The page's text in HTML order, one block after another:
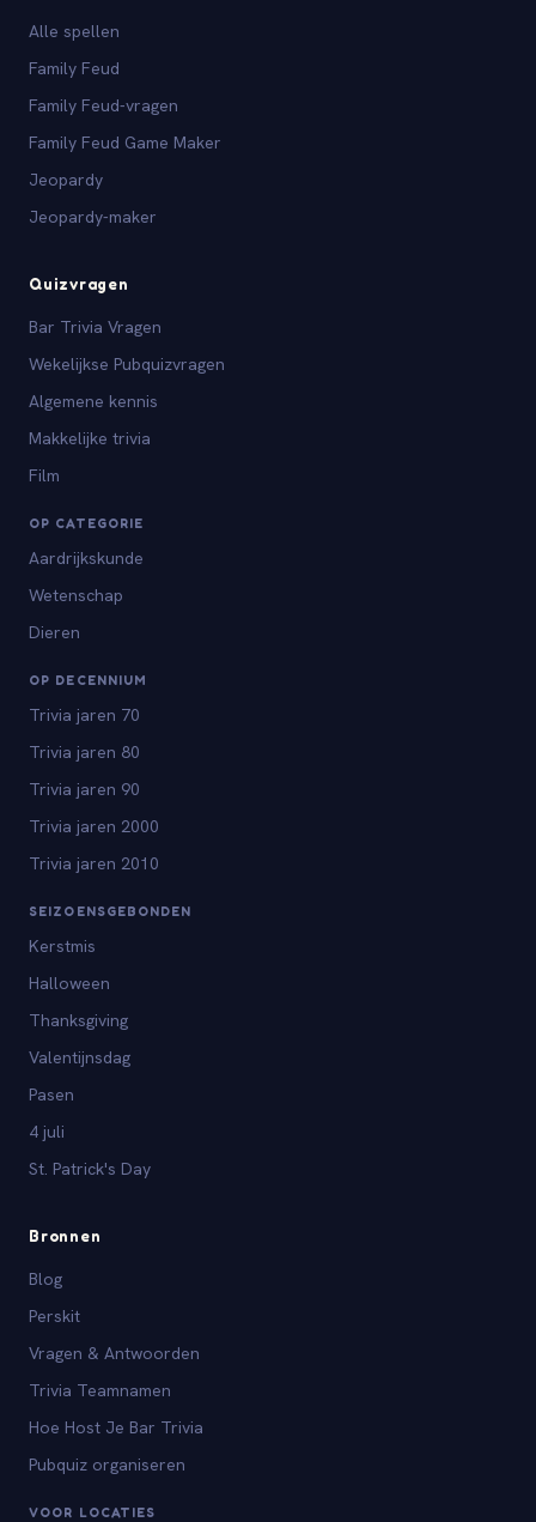
Alle spellen
Family Feud
Family Feud-vragen
Family Feud Game Maker
Jeopardy
Jeopardy-maker
Quizvragen
Bar Trivia Vragen
Wekelijkse Pubquizvragen
Algemene kennis
Makkelijke trivia
Film
OP CATEGORIE
Aardrijkskunde
Wetenschap
Dieren
OP DECENNIUM
Trivia jaren 70
Trivia jaren 80
Trivia jaren 90
Trivia jaren 2000
Trivia jaren 2010
SEIZOENSGEBONDEN
Kerstmis
Halloween
Thanksgiving
Valentijnsdag
Pasen
4 juli
St. Patrick's Day
Bronnen
Blog
Perskit
Vragen & Antwoorden
Trivia Teamnamen
Hoe Host Je Bar Trivia
Pubquiz organiseren
VOOR LOCATIES